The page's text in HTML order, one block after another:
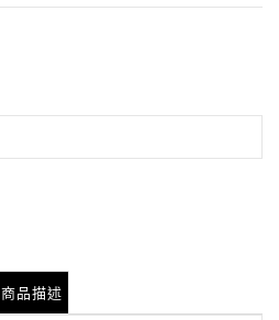
商品描述